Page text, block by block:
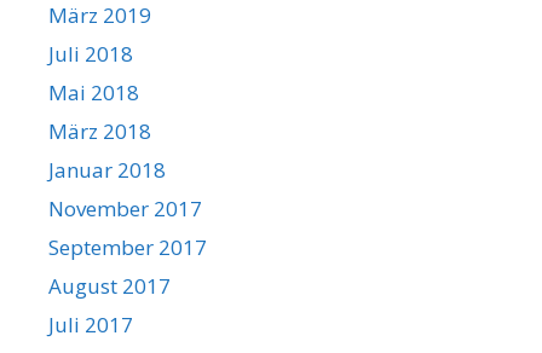
März 2019
Juli 2018
Mai 2018
März 2018
Januar 2018
November 2017
September 2017
August 2017
Juli 2017